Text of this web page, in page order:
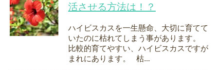
活させる方法は！？
ハイビスカスを一生懸命、大切に育てて
いたのに枯れてしまう事があります。
比較的育てやすい、ハイビスカスですが
まれにあります。 枯...